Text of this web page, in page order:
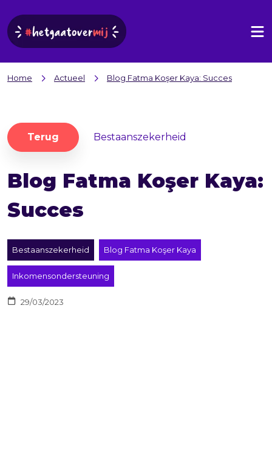
Home Actueel Blog Fatma Koşer Kaya: Succes
Terug Bestaanszekerheid
Blog Fatma Koşer Kaya:
Succes
Bestaanszekerheid Blog Fatma Koşer Kaya
Inkomensondersteuning
29/03/2023